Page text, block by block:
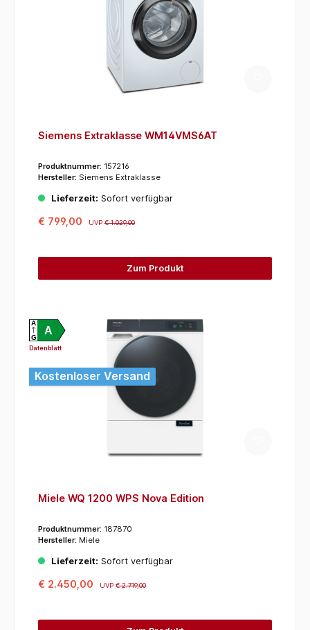
Siemens Extraklasse WM14VMS6AT
Produktnummer: 157216
Hersteller: Siemens Extraklasse
Lieferzeit: Sofort verfügbar
€ 799,00 UVP€ 1.029,00
Zum Produkt
A
A
G
Datenblatt
Kostenloser Versand
Miele WQ 1200 WPS Nova Edition
Produktnummer: 187870
Hersteller: Miele
Lieferzeit: Sofort verfügbar
€ 2.450,00 UVP€ 2.719,00